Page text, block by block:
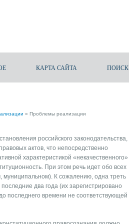
КАРТА САЙТА ПОИСК
» Проблемы реализации
российского законодательства,
актов, что непосредственно
характеристикой «некачественного»
При этом речь идет обо всех
муниципальном). К сожалению, одна треть
два года (их зарегистрировано
последнего времени не соответствующей